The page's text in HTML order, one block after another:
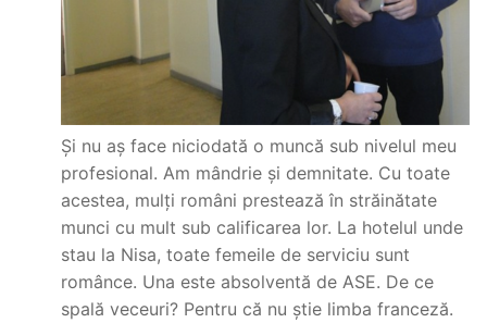
Și nu aș face niciodată o muncă sub nivelul meu
profesional. Am mândrie și demnitate. Cu toate
acestea, mulți români prestează în străinătate
munci cu mult sub calificarea lor. La hotelul unde
stau la Nisa, toate femeile de serviciu sunt
românce. Una este absolventă de ASE. De ce
spală veceuri? Pentru că nu știe limba franceză.